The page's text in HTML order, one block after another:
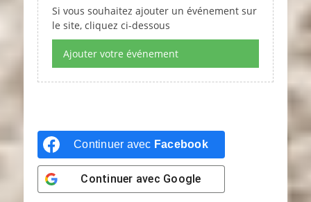
Si vous souhaitez ajouter un événement sur
le site, cliquez ci-dessous
Ajouter votre événement
Continuer avec Facebook
Continuer avec Google